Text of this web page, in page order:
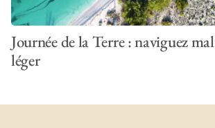
Journée de la Terre : naviguez
léger